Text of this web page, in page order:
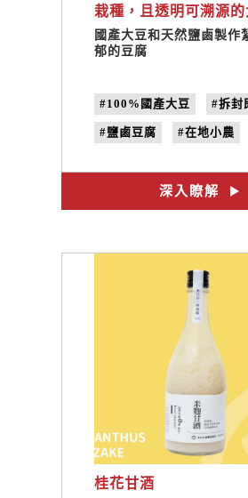
栽種，且透明可溯源的
國產大豆和天然鹽鹵製作
郁的豆腐
#100%國產大豆 #拆封
#鹽鹵豆腐 #在地小農
#完整產銷履歷 #禾乃川
深入瞭解
桂花甘酒